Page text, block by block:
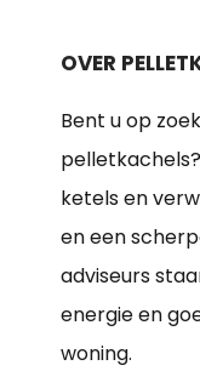
OVER
Bent u op
ketels en
en een
adviseurs
energie en
woning.